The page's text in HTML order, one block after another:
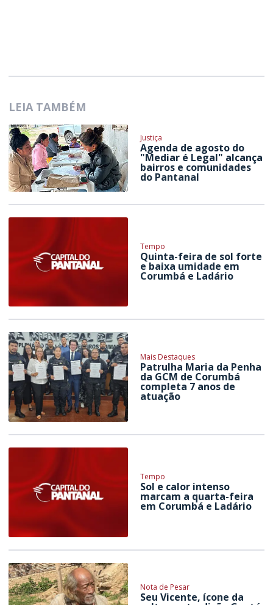
LEIA TAMBÉM
Justiça
Agenda de agosto do
"Mediar é Legal" alcança
bairros e comunidades
do Pantanal
Tempo
Quinta-feira de sol forte
e baixa umidade em
Corumbá e Ladário
Mais Destaques
Patrulha Maria da Penha
da GCM de Corumbá
completa 7 anos de
atuação
Tempo
Sol e calor intenso
marcam a quarta-feira
em Corumbá e Ladário
Nota de Pesar
Seu Vicente, ícone da